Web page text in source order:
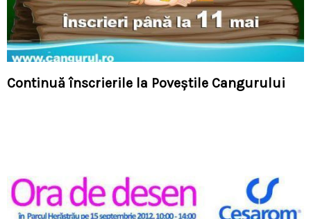
Continuă înscrierile la Poveștile Cangurului